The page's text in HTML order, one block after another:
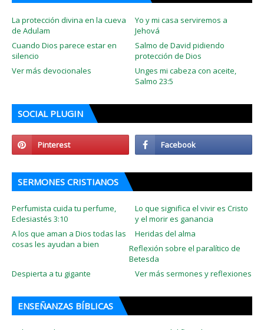
La protección divina en la cueva
de Adulam
Yo y mi casa serviremos a
Jehová
Cuando Dios parece estar en
silencio
Salmo de David pidiendo
protección de Dios
Ver más devocionales
Unges mi cabeza con aceite,
Salmo 23:5
SOCIAL PLUGIN
SERMONES CRISTIANOS
Perfumista cuida tu perfume,
Eclesiastés 3:10
Lo que significa el vivir es Cristo
y el morir es ganancia
A los que aman a Dios todas las
cosas les ayudan a bien
Heridas del alma
Reflexión sobre el paralítico de
Betesda
Ver más sermones y reflexiones
Despierta a tu gigante
ENSEÑANZAS BÍBLICAS